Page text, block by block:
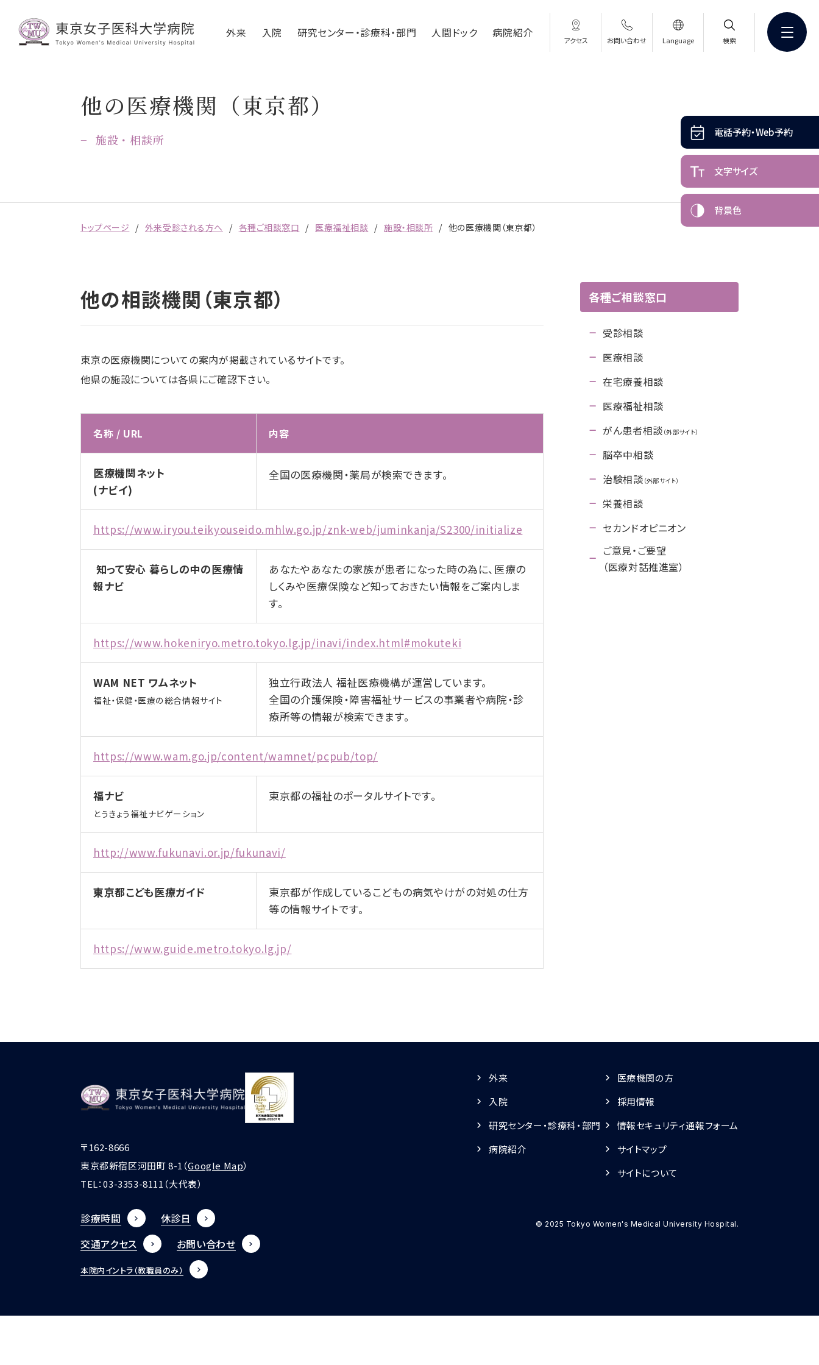
外来 入院 研究センター・診療科・部門 人間ドック 病院紹介
アクセス お問い合わせ Language 検索
他の医療機関（東京都）
施設・相談所
トップページ 外来受診される方へ 各種ご相談窓口 医療福祉相談 施設・相談所 他の医療機関（東京都）
電話予約・Web予約
文字サイズ
背景色
他の相談機関（東京都）
東京の医療機関についての案内が掲載されているサイトです。
他県の施設については各県にご確認下さい。
名称 / URL 内容
医療機関ネット
(ナビイ)
全国の医療機関・薬局が検索できます。
https://www.iryou.teikyouseido.mhlw.go.jp/znk-web/juminkanja/S2300/initialize
知って安心 暮らしの中の医療情
報ナビ
あなたやあなたの家族が患者になった時の為に、医療の
しくみや医療保険など知っておきたい情報をご案内しま
す。
https://www.hokeniryo.metro.tokyo.lg.jp/inavi/index.html#mokuteki
WAM NET ワムネット
福祉・保健・医療の総合情報サイト
独立行政法人 福祉医療機構が運営しています。
全国の介護保険・障害福祉サービスの事業者や病院・診
療所等の情報が検索できます。
https://www.wam.go.jp/content/wamnet/pcpub/top/
福ナビ
とうきょう福祉ナビゲーション
東京都の福祉のポータルサイトです。
http://www.fukunavi.or.jp/fukunavi/
東京都こども医療ガイド
東京都が作成しているこどもの病気やけがの対処の仕方
等の情報サイトです。
https://www.guide.metro.tokyo.lg.jp/
各種ご相談窓口
受診相談
医療相談
在宅療養相談
医療福祉相談
がん患者相談 （外部サイト）
脳卒中相談
治験相談 （外部サイト）
栄養相談
セカンドオピニオン
ご意見・ご要望
（医療対話推進室）
〒162-8666
東京都新宿区河田町 8-1（Google Map）
TEL：03-3353-8111 （大代表）
診療時間
休診日
交通アクセス
お問い合わせ
本院内イントラ（教職員のみ）
外来
入院
研究センター・診療科・部門
病院紹介
医療機関の方
採用情報
情報セキュリティ通報フォーム
サイトマップ
サイトについて
© 2025 Tokyo Women's Medical University Hospital.